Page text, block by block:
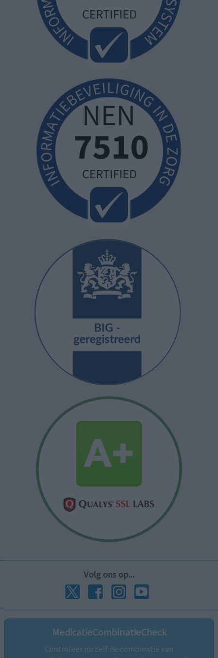
Volg ons op...
MedicatieCombinatieCheck
Controleer nu zelf de combinatie van